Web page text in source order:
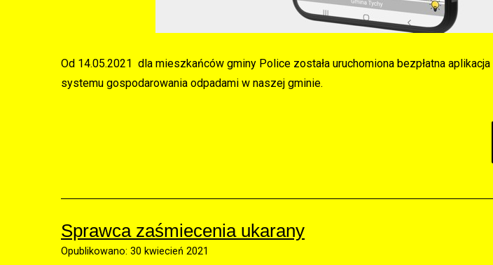
Od 14.05.2021 dla mieszkańców gminy Police została uruchomiona bezpłatna aplikacja
systemu gospodarowania odpadami w naszej gminie.
Sprawca zaśmiecenia ukarany
Opublikowano: 30 kwiecień 2021